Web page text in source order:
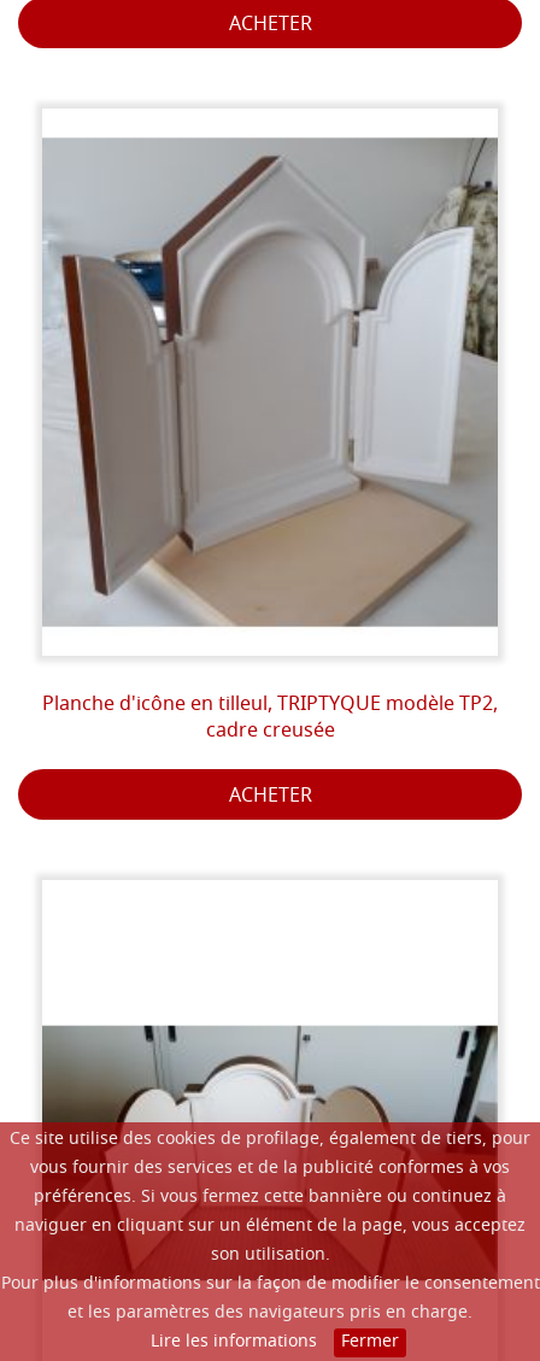
Ce site utilise des cookies de profilage, également de tiers, pour
vous fournir des services et de la publicité conformes à vos
préférences. Si vous fermez cette bannière ou continuez à
naviguer en cliquant sur un élément de la page, vous acceptez
son utilisation.
Pour plus d'informations sur la façon de modifier le consentement
et les paramètres des navigateurs pris en charge.
Lire les informations
Fermer
ACHETER
Planche d'icône en tilleul, TRIPTYQUE modèle TP2,
cadre creusée
ACHETER